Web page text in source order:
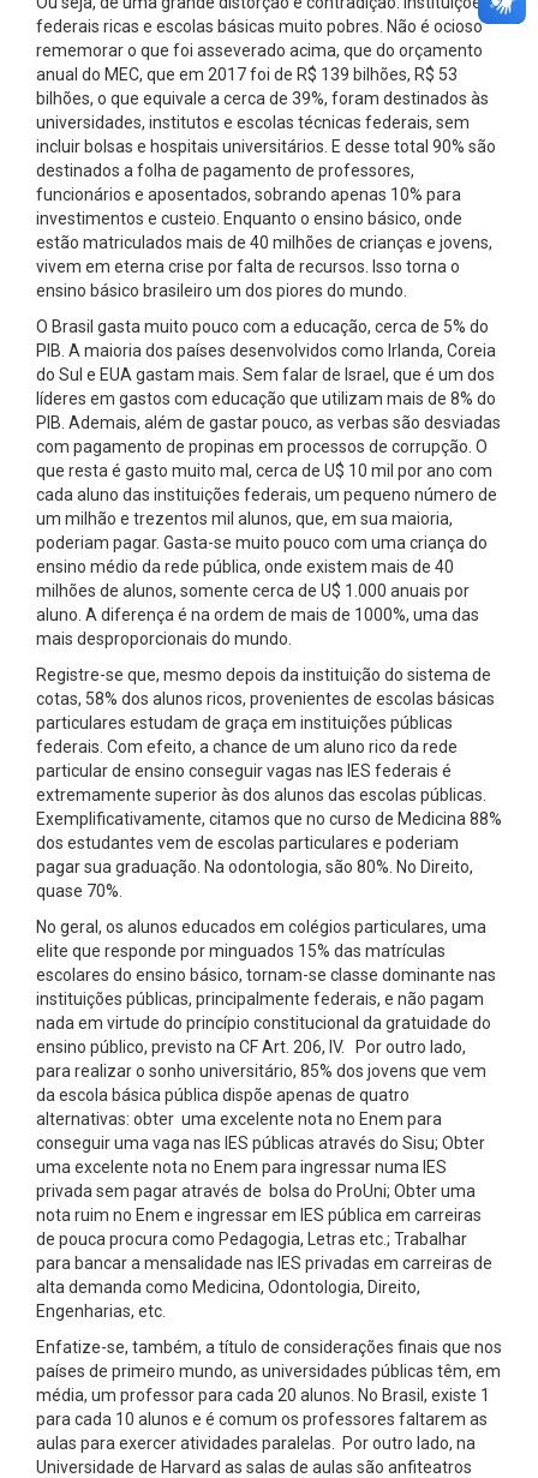
federais ricas e escolas básicas muito pobres. Não é ocioso
rememorar o que foi asseverado acima, que do orçamento
anual do MEC, que em 2017 foi de R$ 139 bilhões, R$ 53
bilhões, o que equivale a cerca de 39%, foram destinados às
universidades, institutos e escolas técnicas federais, sem
incluir bolsas e hospitais universitários. E desse total 90% são
destinados a folha de pagamento de professores,
funcionários e aposentados, sobrando apenas 10% para
investimentos e custeio. Enquanto o ensino básico, onde
estão matriculados mais de 40 milhões de crianças e jovens,
vivem em eterna crise por falta de recursos. Isso torna o
ensino básico brasileiro um dos piores do mundo.
O Brasil gasta muito pouco com a educação, cerca de 5% do
PIB. A maioria dos países desenvolvidos como Irlanda, Coreia
do Sul e EUA gastam mais. Sem falar de Israel, que é um dos
líderes em gastos com educação que utilizam mais de 8% do
PIB. Ademais, além de gastar pouco, as verbas são desviadas
com pagamento de propinas em processos de corrupção. O
que resta é gasto muito mal, cerca de U$ 10 mil por ano com
cada aluno das instituições federais, um pequeno número de
um milhão e trezentos mil alunos, que, em sua maioria,
poderiam pagar. Gasta-se muito pouco com uma criança do
ensino médio da rede pública, onde existem mais de 40
milhões de alunos, somente cerca de U$ 1.000 anuais por
aluno. A diferença é na ordem de mais de 1000%, uma das
mais desproporcionais do mundo.
Registre-se que, mesmo depois da instituição do sistema de
cotas, 58% dos alunos ricos, provenientes de escolas básicas
particulares estudam de graça em instituições públicas
federais. Com efeito, a chance de um aluno rico da rede
particular de ensino conseguir vagas nas IES federais é
extremamente superior às dos alunos das escolas públicas.
Exemplificativamente, citamos que no curso de Medicina 88%
dos estudantes vem de escolas particulares e poderiam
pagar sua graduação. Na odontologia, são 80%. No Direito,
quase 70%.
No geral, os alunos educados em colégios particulares, uma
elite que responde por minguados 15% das matrículas
escolares do ensino básico, tornam-se classe dominante nas
instituições públicas, principalmente federais, e não pagam
nada em virtude do princípio constitucional da gratuidade do
ensino público, previsto na CF Art. 206, IV. Por outro lado,
para realizar o sonho universitário, 85% dos jovens que vem
da escola básica pública dispõe apenas de quatro
alternativas: obter uma excelente nota no Enem para
conseguir uma vaga nas IES públicas através do Sisu; Obter
uma excelente nota no Enem para ingressar numa IES
privada sem pagar através de bolsa do ProUni; Obter uma
nota ruim no Enem e ingressar em IES pública em carreiras
de pouca procura como Pedagogia, Letras etc.; Trabalhar
para bancar a mensalidade nas IES privadas em carreiras de
alta demanda como Medicina, Odontologia, Direito,
Engenharias, etc.
Enfatize-se, também, a título de considerações finais que nos
países de primeiro mundo, as universidades públicas têm, em
média, um professor para cada 20 alunos. No Brasil, existe 1
para cada 10 alunos e é comum os professores faltarem as
aulas para exercer atividades paralelas. Por outro lado, na
Universidade de Harvard as salas de aulas são anfiteatros